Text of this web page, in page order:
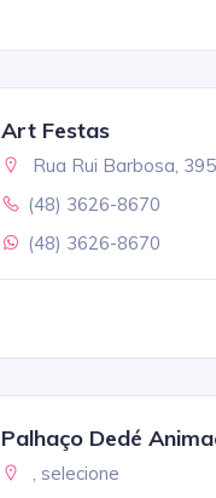
Art Festas
Rua Rui Barbosa,
(48) 3626-8670
(48) 3626-8670
Palhaço Dedé
, selecione